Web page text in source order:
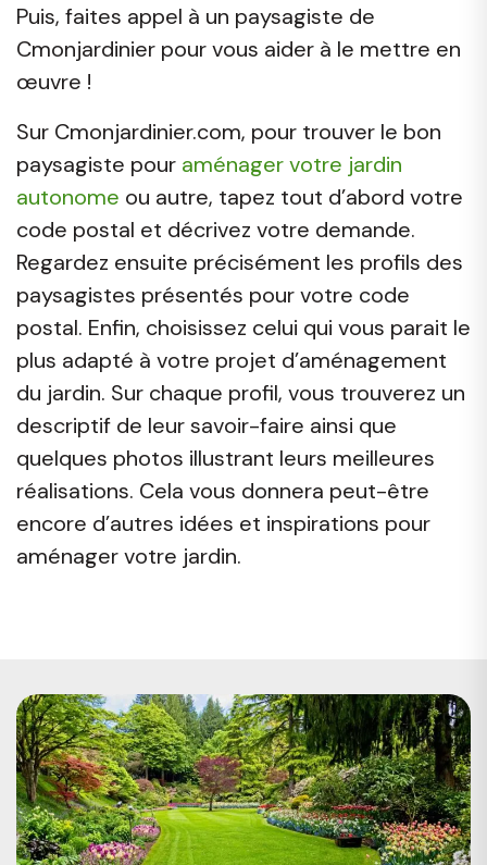
Puis, faites appel à un paysagiste de
Cmonjardinier pour vous aider à le mettre en
œuvre !
Sur Cmonjardinier.com, pour trouver le bon
paysagiste pour aménager votre jardin
autonome ou autre, tapez tout d’abord votre
code postal et décrivez votre demande.
Regardez ensuite précisément les profils des
paysagistes présentés pour votre code
postal. Enfin, choisissez celui qui vous parait le
plus adapté à votre projet d’aménagement
du jardin. Sur chaque profil, vous trouverez un
descriptif de leur savoir-faire ainsi que
quelques photos illustrant leurs meilleures
réalisations. Cela vous donnera peut-être
encore d’autres idées et inspirations pour
aménager votre jardin.